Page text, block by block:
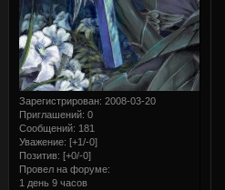
Зарегистрирован: 2008-03-20
Приглашений: 0
Сообщений: 181
Уважение: [+1/-0]
Позитив: [+0/-0]
Провел на форуме:
1 день 9 часов